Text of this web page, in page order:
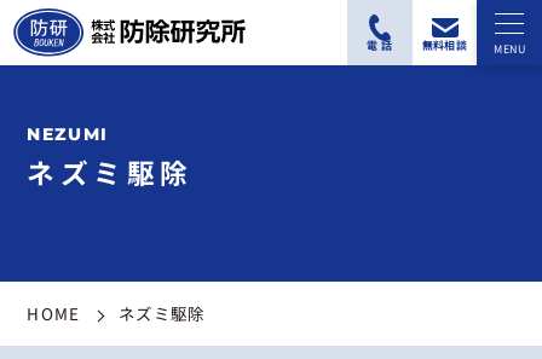
ネズミ駆除
HOME ネズミ駆除